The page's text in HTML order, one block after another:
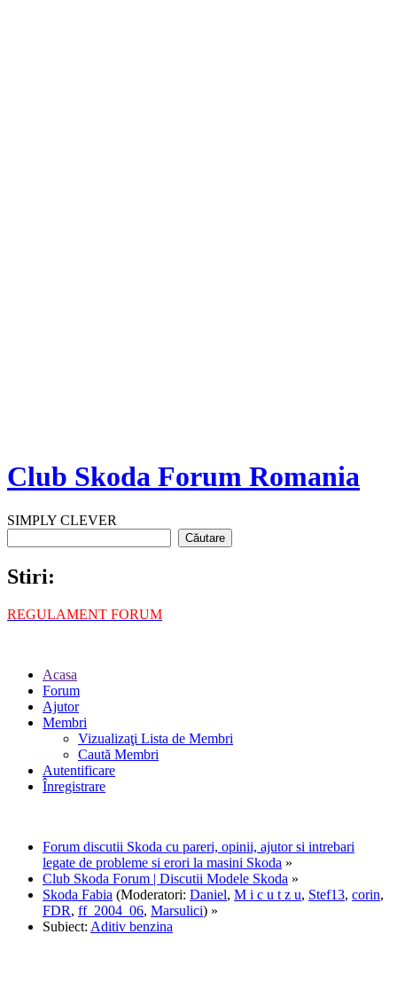
Club Skoda Forum Romania
SIMPLY CLEVER
Stiri:
REGULAMENT FORUM
Acasa
Forum
Ajutor
Membri
Vizualizaţi Lista de Membri
Caută Membri
Autentificare
Înregistrare
Forum discutii Skoda cu pareri, opinii, ajutor si intrebari
legate de probleme si erori la masini Skoda »
Club Skoda Forum | Discutii Modele Skoda »
Skoda Fabia (Moderatori: Daniel, M i c u t z u, Stef13, corin,
FDR, ff_2004_06, Marsulici) »
Subiect: Aditiv benzina